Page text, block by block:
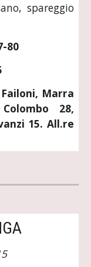
spareggio
80
Marra
28,
15. All.re